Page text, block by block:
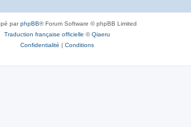
parphpBB® Forum Software © phpBB Limited
Traduction française officielle ©Qiaeru
Confidentialité | Conditions